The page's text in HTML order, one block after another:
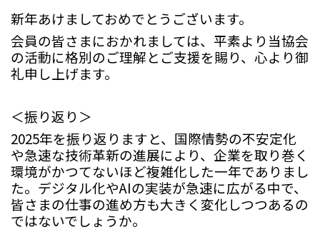
新年あけましておめでとうございます。
会員の皆さまにおかれましては、平素より当協会
の活動に格別のご理解とご支援を賜り、心より御
礼申し上げます。
＜振り返り＞
2025年を振り返り ますと、国際情勢の不安定化
や急速な技術革新の進展により、企業を取り巻く
環境がかつてないほど複雑化した一年でありまし
た。デジタル化やAIの実装が急速に広がる中で、
皆さまの仕事の進め方も大きく変化しつつあるの
ではないでしょうか。